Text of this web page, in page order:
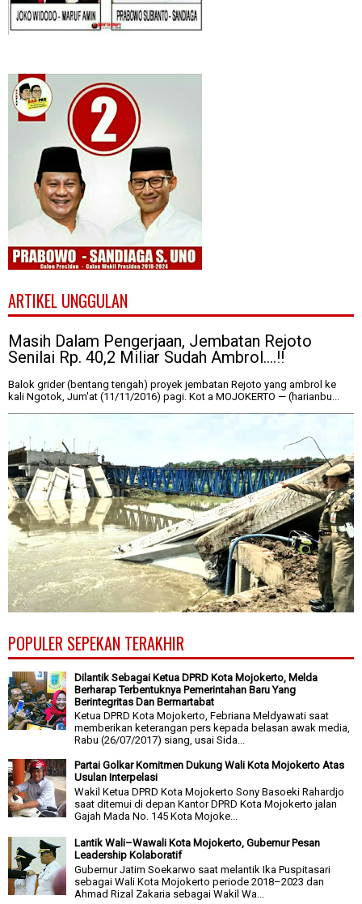
ARTIKEL UNGGULAN
Masih Dalam Pengerjaan, Jembatan Rejoto
Senilai Rp. 40,2 Miliar Sudah Ambrol....!!
Balok grider (bentang tengah) proyek jembatan Rejoto yang ambrol ke
kali Ngotok, Jum'at (11/11/2016) pagi. Kot a MOJOKERTO — (harianbu...
POPULER SEPEKAN TERAKHIR
Dilantik Sebagai Ketua DPRD Kota Mojokerto, Melda
Berharap Terbentuknya Pemerintahan Baru Yang
Berintegritas Dan Bermartabat
Ketua DPRD Kota Mojokerto, Febriana Meldyawati saat
memberikan keterangan pers kepada belasan awak media,
Rabu (26/07/2017) siang, usai Sida...
Partai Golkar Komitmen Dukung Wali Kota Mojokerto Atas
Usulan Interpelasi
Wakil Ketua DPRD Kota Mojokerto Sony Basoeki Rahardjo
saat ditemui di depan Kantor DPRD Kota Mojokerto jalan
Gajah Mada No. 145 Kota Mojoke...
Lantik Wali–Wawali Kota Mojokerto, Gubernur Pesan
Leadership Kolaboratif
Gubernur Jatim Soekarwo saat melantik Ika Puspitasari
sebagai Wali Kota Mojokerto periode 2018–2023 dan
Ahmad Rizal Zakaria sebagai Wakil Wa...